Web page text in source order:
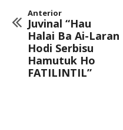
Anterior
Juvinal “Hau
Halai Ba Ai-Laran
Hodi Serbisu
Hamutuk Ho
FATILINTIL”